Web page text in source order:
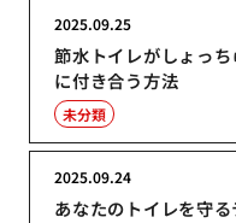
節水トイレがしょっ
に付き合う方法
2025.09.25
未分類
あなたのトイレを守
2025.09.24